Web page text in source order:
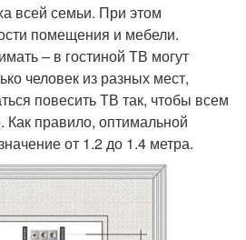
всей семьи. При этом
помещения и мебели.
– в гостиной ТВ могут
человек из разных мест,
повесить ТВ так, чтобы всем
Как правило, оптимальной
от 1.2 до 1.4 метра.